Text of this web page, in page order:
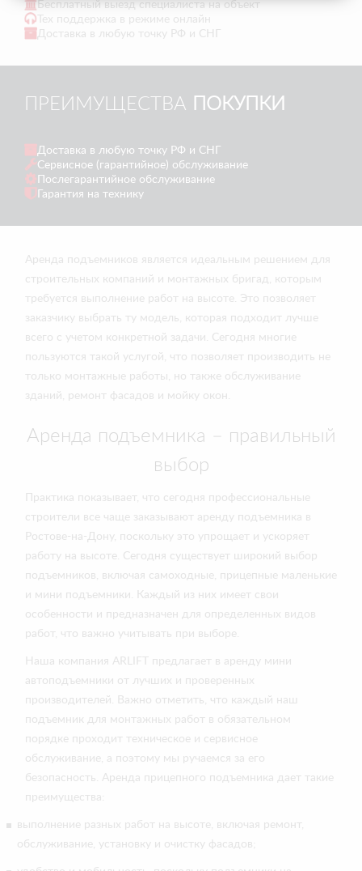
Бесплатный выезд специалиста на объект
Тех поддержка в режиме онлайн
Доставка в любую точку РФ и СНГ
ПРЕИМУЩЕСТВА ПОКУПКИ
Доставка в любую точку РФ и СНГ
Сервисное (гарантийное) обслуживание
Послегарантийное обслуживание
Гарантия на технику
Аренда подъемников является идеальным решением для
строительных компаний и монтажных бригад, которым
требуется выполнение работ на высоте. Это позволяет
заказчику выбрать ту модель, которая подходит лучше
всего с учетом конкретной задачи. Сегодня многие
пользуются такой услугой, что позволяет производить не
только монтажные работы, но также обслуживание
зданий, ремонт фасадов и мойку окон.
Аренда подъемника – правильный
выбор
Практика показывает, что сегодня профессиональные
строители все чаще заказывают аренду подъемника в
Ростове-на-Дону, поскольку это упрощает и ускоряет
работу на высоте. Сегодня существует широкий выбор
подъемников, включая самоходные, прицепные маленькие
и мини подъемники. Каждый из них имеет свои
особенности и предназначен для определенных видов
работ, что важно учитывать при выборе.
Наша компания ARLIFT предлагает в аренду мини
автоподъемники от лучших и проверенных
производителей. Важно отметить, что каждый наш
подъемник для монтажных работ в обязательном
порядке проходит техническое и сервисное
обслуживание, а поэтому мы ручаемся за его
безопасность. Аренда прицепного подъемника дает такие
преимущества:
выполнение разных работ на высоте, включая ремонт,
обслуживание, установку и очистку фасадов;